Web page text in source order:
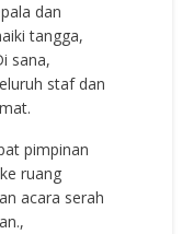
dan
tangga,
sana,
staf dan
pimpinan
ruang
acara serah